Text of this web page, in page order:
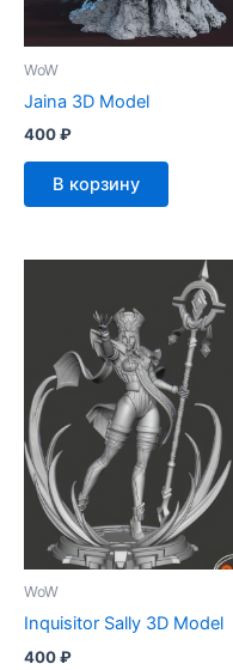
WoW
Jaina 3D Model
400₽
В корзину
WoW
Inquisitor Sally 3D Model
400₽